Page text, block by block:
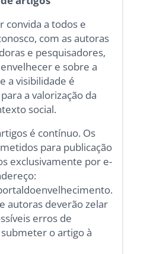
convida a todos e
com as autoras
e pesquisadores,
e sobre a
a visibilidade é
a valorização da
social.
é contínuo. Os
para publicação
exclusivamente por e-
autoras deverão zelar
erros de
o artigo à